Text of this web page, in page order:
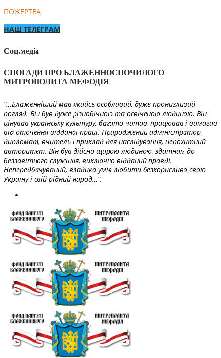
ПОЖЕРТВА
НАШ ТЕЛЕГРАМ
Соц.медіа
СПОГАДИ ПРО БЛАЖЕННОСПОЧИЛОГО
МИТРОПОЛИТА МЕФОДІЯ
“…Блаженніший мав якийсь особливий, дуже пронизливий
погляд. Він був дуже різнобічною та освіченою людиною. Він
цінував українську культуру, багато читав, працював і вимагав
від оточення відданої праці. Природжений адміністратор,
дипломат, вчитель і приклад для наслідування, непохитний
авторитет. Він був дійсно щирою людиною, здатним до
беззавітного служіння, виключно відданий правді.
Непередбачуваний, владика умів любити безкорисливо свою
Україну і свій рідний народ…”.